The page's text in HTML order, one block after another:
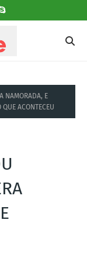
NAMORADA, E
ACONTECEU